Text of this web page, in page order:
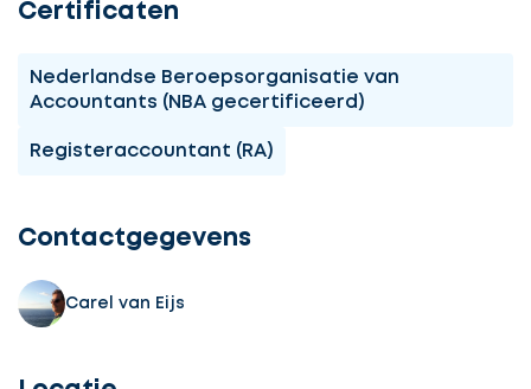
Certificaten
Nederlandse Beroepsorganisatie van
Accountants (NBA gecertificeerd)
Registeraccountant (RA)
Contactgegevens
Carel van Eijs
Ontvang
3